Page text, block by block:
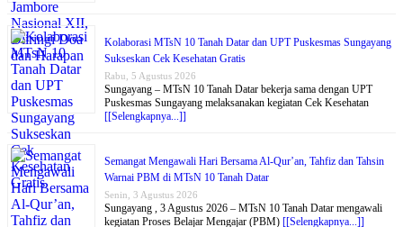
Kolaborasi MTsN 10 Tanah Datar dan UPT Puskesmas Sungayang
Sukseskan Cek Kesehatan Gratis
Rabu, 5 Agustus 2026
Sungayang – MTsN 10 Tanah Datar bekerja sama dengan UPT
Puskesmas Sungayang melaksanakan kegiatan Cek Kesehatan
[[Selengkapnya...]]
Semangat Mengawali Hari Bersama Al-Qur’an, Tahfiz dan Tahsin
Warnai PBM di MTsN 10 Tanah Datar
Senin, 3 Agustus 2026
Sungayang , 3 Agustus 2026 – MTsN 10 Tanah Datar mengawali
kegiatan Proses Belajar Mengajar (PBM) [[Selengkapnya...]]